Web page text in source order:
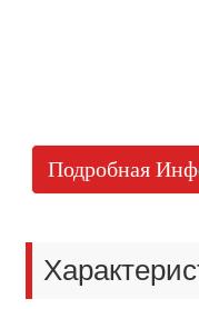
Подробная